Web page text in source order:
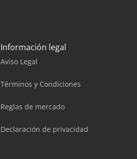
Información legal
Aviso Legal
Términos y Condiciones
Reglas de mercado
Declaración de privacidad